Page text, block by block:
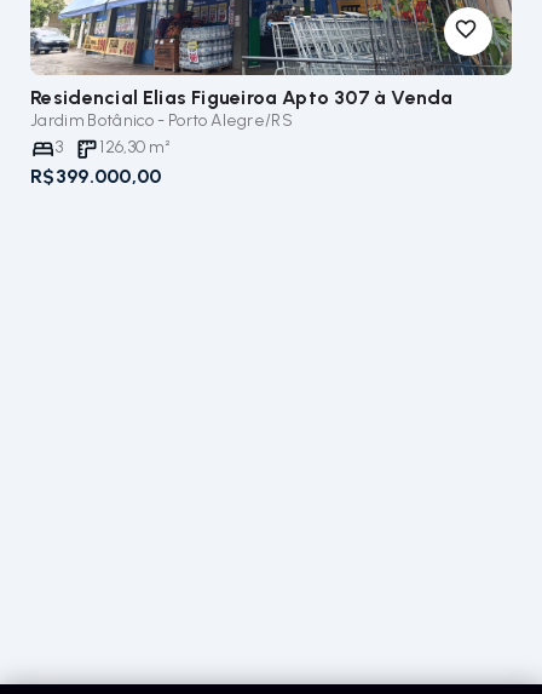
Residencial Elias Figueiroa Apto 307 à Venda
Jardim Botânico - Porto Alegre/RS
3
126,30 m²
R$399.000,00